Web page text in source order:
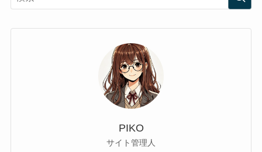
PIKO
サイト管理人